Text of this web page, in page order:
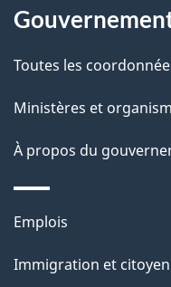
t
a
l
s
l
a
propos
ce
site
Toutes les
Ministères et
À propos du
Thèmes
sujets
Emplois
Immigration et